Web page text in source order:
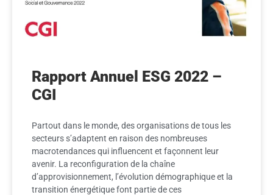
Rapport Annuel ESG 2022 –
CGI
Partout dans le monde, des organisations de tous les
secteurs s’adaptent en raison des nombreuses
macrotendances qui influencent et façonnent leur
avenir. La reconfiguration de la chaîne
d’approvisionnement, l’évolution démographique et la
transition énergétique font partie de ces